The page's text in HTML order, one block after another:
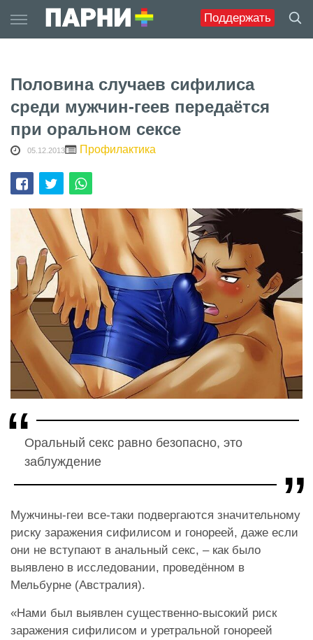
Поддержать
to
content
Половина случаев сифилиса
среди мужчин-геев передаётся
при оральном сексе
05.12.2013 Профилактика
Оральный секс равно безопасно, это
заблуждение
Мужчины-геи все-таки подвергаются значительному
риску заражения сифилисом и гонореей, даже если
они не вступают в анальный секс, – как было
выявлено в исследовании, проведённом в
Мельбурне (Австралия).
«Нами был выявлен существенно-высокий риск
заражения сифилисом и уретральной гонореей